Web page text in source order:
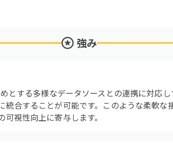
強み
とする多様なデータソースとの連携に対応
統合することが可能です。このような柔軟な
視性向上に寄与します。